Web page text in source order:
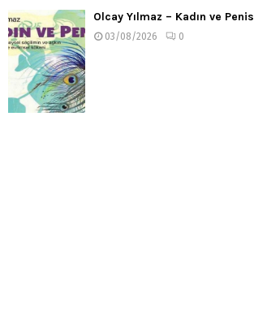
Olcay Yılmaz – Kadın ve Penis
03/08/2026 0